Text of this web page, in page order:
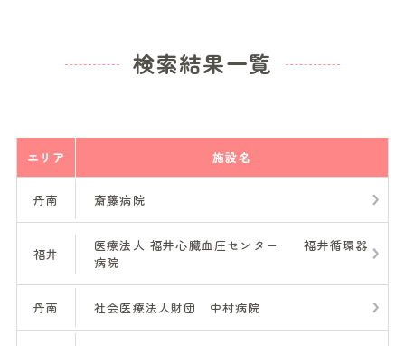
検索結果一覧
エリア 施設名
丹南 斎藤病院
福井
医療法人 福井心臓血圧センター 福井循環器
病院
丹南 社会医療法人財団 中村病院